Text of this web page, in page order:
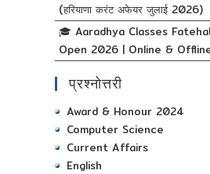
(हरियाणा करंट अफेयर जुलाई 2026)
🎓 Aaradhya Classes
Open 2026 | Online &
प्रश्नोत्तरी
Award & Honour 2024
Computer Science
Current Affairs
English